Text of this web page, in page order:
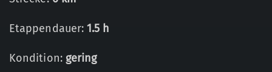
Etappendauer:1.5 h
Kondition: gering